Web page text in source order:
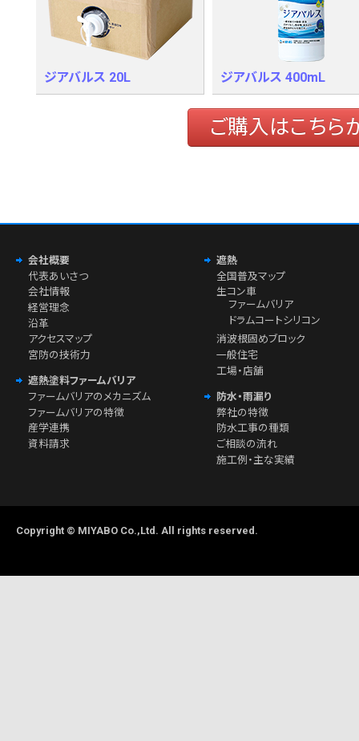
ジアバルス 20L ジアバルス 400mL
ご購入はこちら
会社概要
代表あいさつ
会社情報
経営理念
沿革
アクセスマップ
宮防の技術力
遮熱塗料ファームバリア
ファームバリアのメカニズム
ファームバリアの特徴
産学連携
資料請求
遮熱
全国普及マップ
生コン車
ファームバリア
ドラムコートシリコン
消波根固めブロック
一般住宅
工場・店舗
防水・雨漏り
弊社の特徴
防水工事の種類
ご相談の流れ
施工例・主な実績
Copyright © MIYABO Co.,Ltd. All rights reserved.